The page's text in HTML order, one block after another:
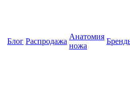
Блог Распродажа
Анатомия
ножа